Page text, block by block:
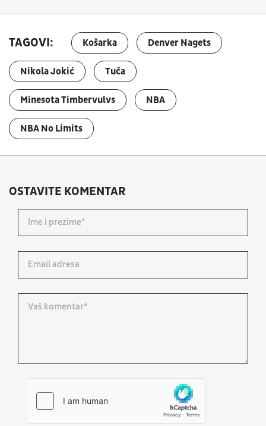
TAGOVI: Košarka Denver Nagets
Nikola Jokić Tuča
Minesota Timbervulvs NBA
NBA No Limits
OSTAVITE KOMENTAR